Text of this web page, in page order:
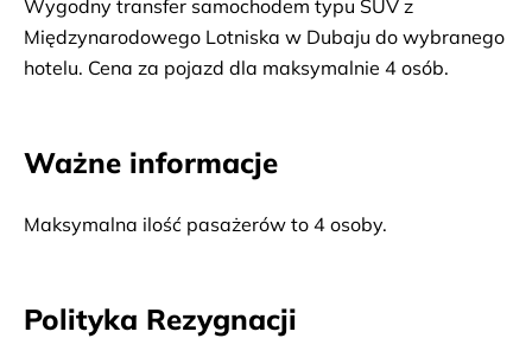
Wygodny transfer samochodem typu SUV z
Międzynarodowego Lotniska w Dubaju do wybranego
hotelu. Cena za pojazd dla maksymalnie 4 osób.
Ważne informacje
Maksymalna ilość pasażerów to 4 osoby.
Polityka Rezygnacji